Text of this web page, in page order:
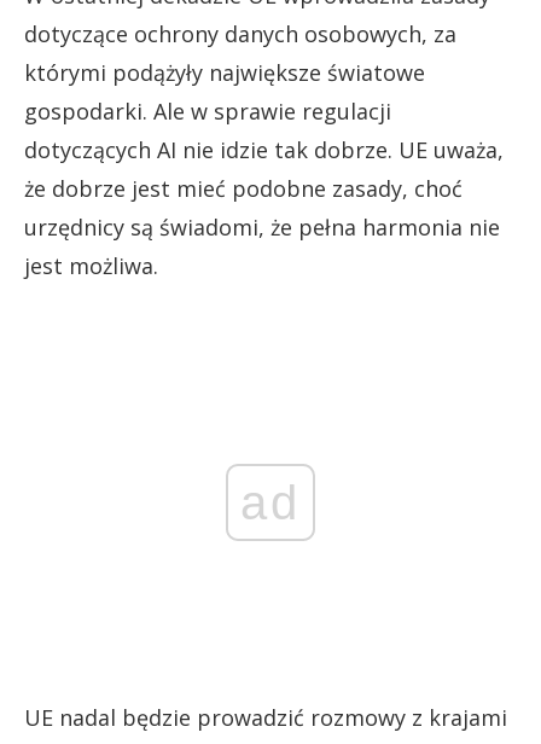
dotyczące ochrony danych osobowych, za
którymi podążyły największe światowe
gospodarki. Ale w sprawie regulacji
dotyczących AI nie idzie tak dobrze. UE uważa,
że dobrze jest mieć podobne zasady, choć
urzędnicy są świadomi, że pełna harmonia nie
jest możliwa.
ad
UE nadal będzie prowadzić rozmowy z krajami